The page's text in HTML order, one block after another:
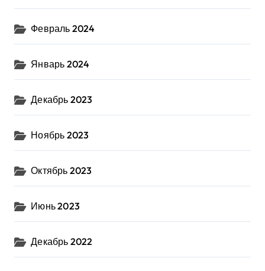
Февраль 2024
Январь 2024
Декабрь 2023
Ноябрь 2023
Октябрь 2023
Июнь 2023
Декабрь 2022